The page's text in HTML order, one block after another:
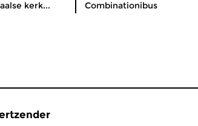
kerk...
Combinationibus